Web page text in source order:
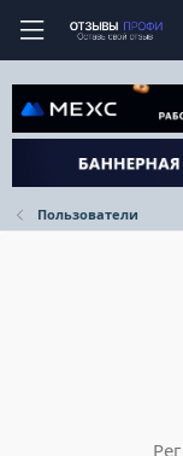
Пользователи